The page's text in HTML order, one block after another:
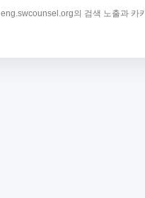
eng.swcounsel.org의 검색 노출과 카